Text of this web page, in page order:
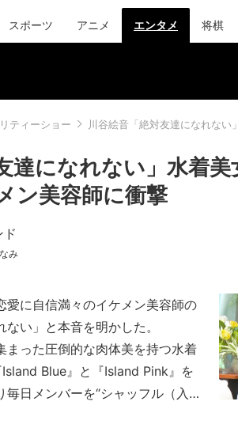
スポーツ アニメ エンタメ 将棋
ティーショー 川谷絵音「絶対友達になれない
達になれない」水着
ン美容師に衝撃
ド
み
に自信満々のイケメン美容師の
い」と本音を明かした。
った圧倒的な肉体美を持つ水着
Blue』と『Island Pink』を
日メンバーを“シャッフル（入れ